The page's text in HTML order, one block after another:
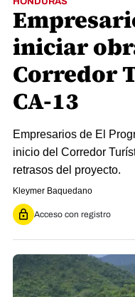
iniciar
Corredor
CA-13
Empresarios de El
inicio del Corredor
retrasos del proyecto.
Kleymer Baquedano
Acceso con registro